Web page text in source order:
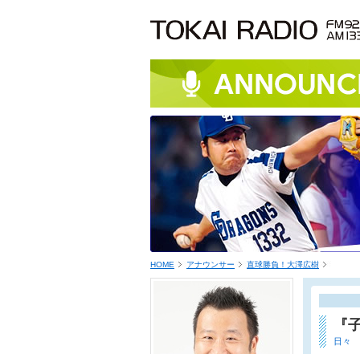
HOME アナウンサー 直球勝負！大澤広樹
『
日々